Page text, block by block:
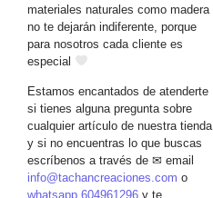
materiales naturales como madera
no te dejarán indiferente, porque
para nosotros cada cliente es
especial
Estamos encantados de atenderte
si tienes alguna pregunta sobre
cualquier artículo de nuestra tienda
y si no encuentras lo que buscas
escríbenos a través de ✉ email
info@tachancreaciones.com o
whatsapp 604961296 y te